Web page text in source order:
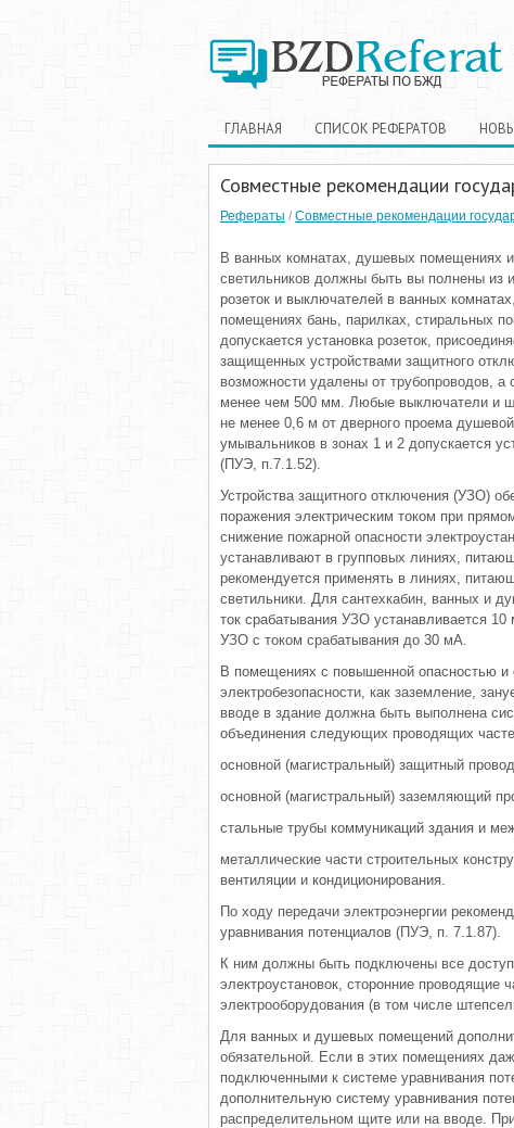
ГЛАВНАЯ СПИСОК РЕФЕРАТОВ
Совместные рекомендации
Рефераты / Совместные рекомендации
В ванных комнатах, душевых помещениях
светильников должны быть вы полнены из
розеток и выключателей в ванных
помещениях бань, парилках, стиральных
допускается установка розеток,
защищенных устройствами защитного
возможности удалены от трубопроводов, а
менее чем 500 мм. Любые выключатели и
не менее 0,6 м от дверного проема
умывальников в зонах 1 и 2 допускается
(ПУЭ, п.7.1.52).
Устройства защитного отключения (УЗО)
поражения электрическим током при
снижение пожарной опасности
устанавливают в групповых линиях,
рекомендуется применять в линиях,
светильники. Для сантехкабин, ванных и
ток срабатывания УЗО устанавливается
УЗО с током срабатывания до 30 мА.
В помещениях с повышенной опасностью
электробезопасности, как заземление,
вводе в здание должна быть выполнена
объединения следующих проводящих
основной (магистральный) защитный
основной (магистральный) заземляющий
стальные трубы коммуникаций здания и
металлические части строительных
вентиляции и кондиционирования.
По ходу передачи электроэнергии
уравнивания потенциалов (ПУЭ, п. 7.1.87).
К ним должны быть подключены все
электроустановок, сторонние проводящие
электрооборудования (в том числе
Для ванных и душевых помещений
обязательной. Если в этих помещениях
подключенными к системе уравнивания
дополнительную систему уравнивания
распределительном щите или на вводе.